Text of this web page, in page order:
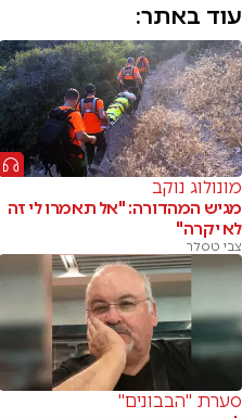
עוד באתר:
מונולוג נוקב
מגיש המהדורה: "אל תאמרו לי זה
לא יקרה"
צבי טסלר
סערת "הבבונים"